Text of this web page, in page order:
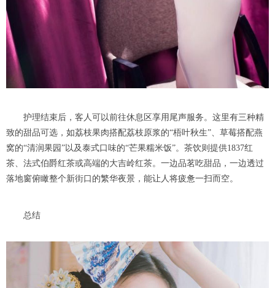
护理结束后，客人可以前往休息区享用尾声服务。这里有三种精
致的甜品可选，如荔枝果肉搭配荔枝原浆的“梧叶秋生”、草莓搭配燕
窝的“清润果园”以及泰式口味的“芒果糯米饭”。茶饮则提供1837红
茶、法式伯爵红茶或高端的大吉岭红茶。一边品茗吃甜品，一边透过
落地窗俯瞰整个新街口的繁华夜景，能让人将疲惫一扫而空。
总结